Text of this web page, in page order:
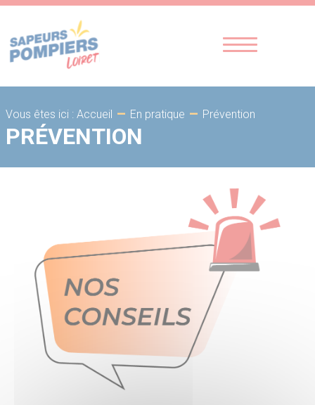
Vous êtes ici : Accueil - En pratique - Prévention
PRÉVENTION